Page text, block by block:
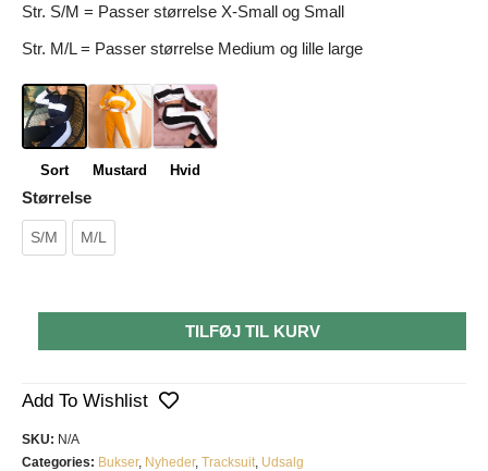
Str. S/M = Passer størrelse X-Small og Small
Str. M/L = Passer størrelse Medium og lille large
Sort Mustard Hvid
Størrelse
S/M M/L
TILFØJ TIL KURV
Add To Wishlist
SKU: N/A
Categories: Bukser, Nyheder, Tracksuit, Udsalg